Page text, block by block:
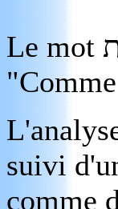
Le mot
suivi
comme